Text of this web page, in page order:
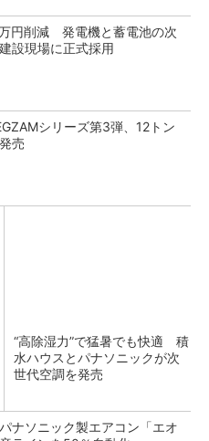
円削減 発電機と蓄電池の次
設現場に正式採用
シリーズ第3弾、12トン
売
“高除湿力”で猛暑でも快適 積
水ハウスとパナソニックが次
世代空調を発売
ナソニック製エアコン「エオ